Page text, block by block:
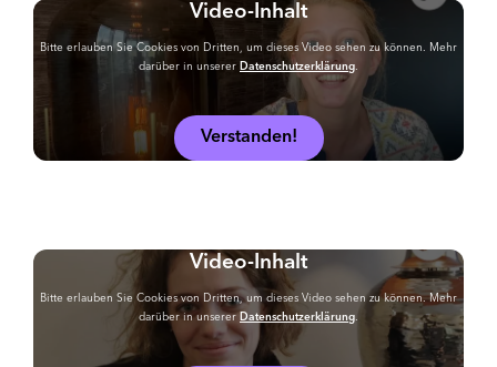
Video-Inhalt
Bitte erlauben Sie Cookies von Dritten, um dieses Video sehen zu können. Mehr
darüber in unserer Datenschutzerklärung
Verstanden!
Video-Inhalt
Bitte erlauben Sie Cookies von Dritten, um dieses Video sehen zu können. Mehr
darüber in unserer Datenschutzerklärung